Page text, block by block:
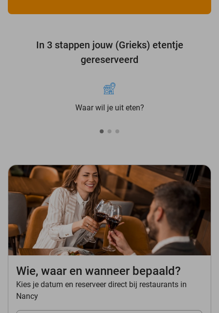
In 3 stappen jouw (Grieks) etentje
gereserveerd
Waar wil je uit eten?
Wie, waar en wanneer bepaald?
Kies je datum en reserveer direct bij restaurants in
Nancy